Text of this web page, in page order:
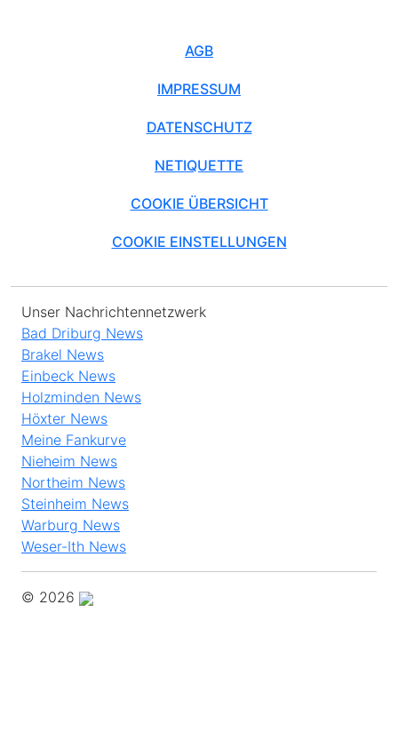
AGB
IMPRESSUM
DATENSCHUTZ
NETIQUETTE
COOKIE ÜBERSICHT
COOKIE EINSTELLUNGEN
Unser Nachrichtennetzwerk
Bad Driburg News
Brakel News
Einbeck News
Holzminden News
Höxter News
Meine Fankurve
Nieheim News
Northeim News
Steinheim News
Warburg News
Weser-Ith News
© 2026